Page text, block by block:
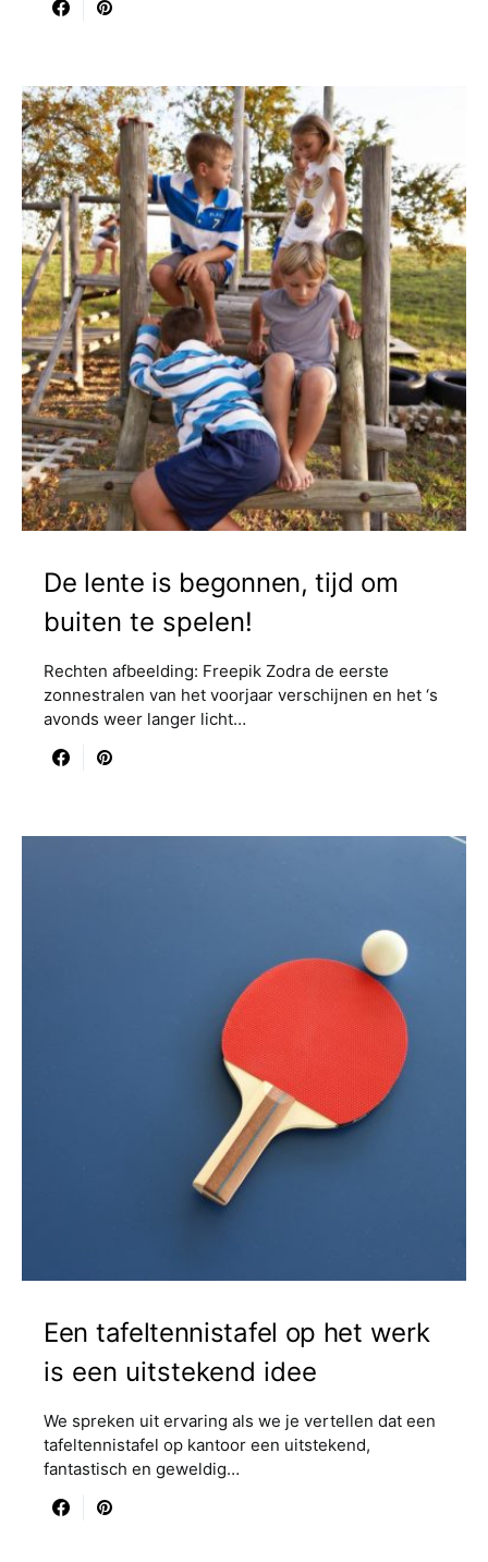
De lente is begonnen, tijd om
buiten te spelen!
Rechten afbeelding: Freepik Zodra de eerste
zonnestralen van het voorjaar verschijnen en het ‘s
avonds weer langer licht…
Een tafeltennistafel op het werk
is een uitstekend idee
We spreken uit ervaring als we je vertellen dat een
tafeltennistafel op kantoor een uitstekend,
fantastisch en geweldig…